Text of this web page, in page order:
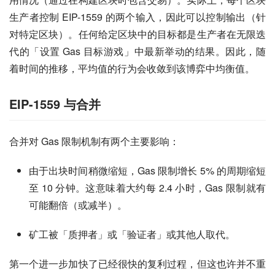
生产者控制 EIP-1559 的两个输入，因此可以控制输出（针
对特定区块）。任何给定区块中的目标都是生产者在无限迭
代的「设置 Gas 目标游戏」中最新举动的结果。因此，随
着时间的推移，平均值的行为会收敛到该博弈中均衡值。
EIP-1559 与合并
合并对 ​​Gas 限制机制有两个主要影响：
由于出块时间稍微缩短，Gas 限制增长 5% 的周期缩短
至 10 分钟。这意味着大约每 2.4 小时，Gas 限制就有
可能翻倍（或减半）。
矿工被「质押者」或「验证者」或其他人取代。
第一个进一步加快了已经很快的复利过程，但这也许并不重